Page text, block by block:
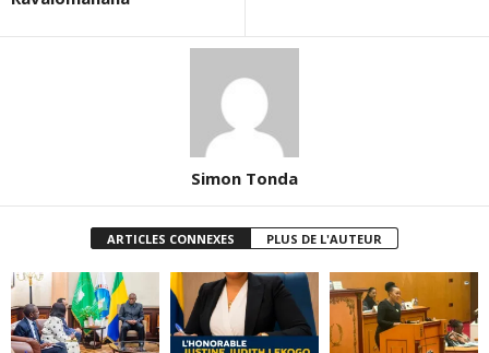
Simon Tonda
ARTICLES CONNEXES PLUS DE L'AUTEUR